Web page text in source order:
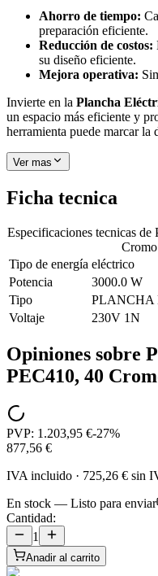
Ahorro de tiempo:
preparación eficiente.
Reducción de costos:
su diseño eficiente.
Mejora operativa:
Invierte en la Plancha
un espacio más eficiente y
herramienta puede marcar la
Ver mas
Ficha tecnica
Especificaciones tecnicas de
Tipo de energía eléctrico
Potencia
3000.0 W
Tipo
PLANCHA
Voltaje
230V 1N
Opiniones sobre
PEC410, 40
PVP: 1.203,95 €-27%
877,56 €
IVA incluido · 725,26 € sin
En stock — Listo para enviar
Cantidad:
1
Anadir al carrito